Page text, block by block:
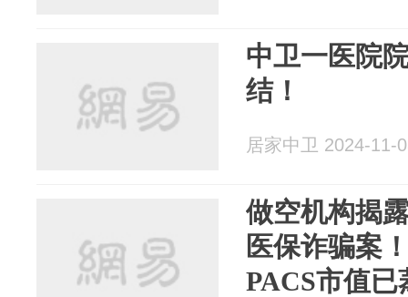
中卫一医院
结！
居家中卫 2024-11-
做空机构揭
医保诈骗案
PACS市值已